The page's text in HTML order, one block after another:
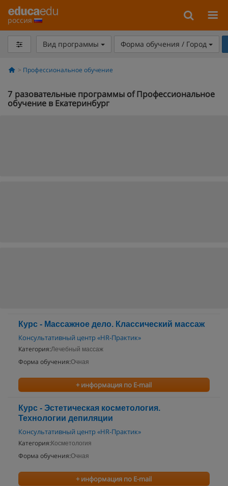
россия
Вид программы Форма обучения / Город
Профессиональное обучение
7 разовательные программы of Профессиональное
обучение в Екатеринбург
Курс - Массажное дело. Классический массаж
Консультативный центр «HR-Практик»
Категория:Лечебный массаж
Форма обучения:Очная
+ информация по E-mail
Курс - Эстетическая косметология.
Технологии депиляции
Консультативный центр «HR-Практик»
Категория: Косметология
Форма обучения:Очная
+ информация по E-mail